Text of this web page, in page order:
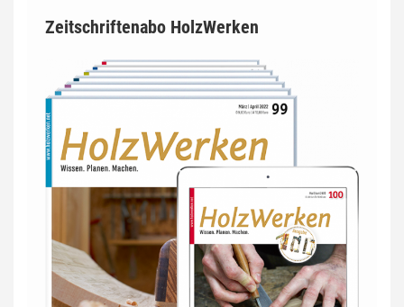
Zeitschriftenabo HolzWerken